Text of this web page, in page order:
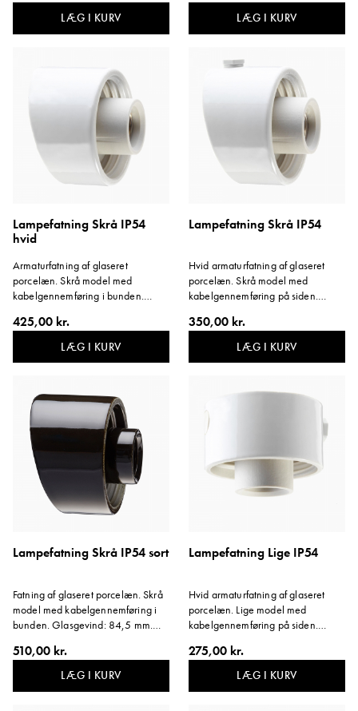
fastgørelse c/c 70 mm. Tilsvarende
LÆG I KURV
til farve NCS S1502-G50Y.
LÆG I KURV
Lampefatning Skrå IP54
hvid
Armaturfatning af glaseret
porcelæn. Skrå model med
kabelgennemføring i bunden.
fatning: 68 mm. E27, 75W. Vinkel:
14 grader. Svarer til farve NCS
425,00 kr.
LÆG I KURV
Lampefatning Skrå IP54
Hvid armaturfatning af glaseret
porcelæn. Skrå model med
kabelgennemføring på siden.
fatning: 68 mm. E27, 75W. Svarer
til farve NCS S1502-G50Y. Vinkel:
350,00 kr.
LÆG I KURV
Lampefatning Skrå IP54 sort
Fatning af glaseret porcelæn. Skrå
model med kabelgennemføring i
bunden. Glasgevind: 84,5 mm.
75W. Vinkel: 14 grader. Svarer til
farve NCS S9000-N. Materiale:
510,00 kr.
LÆG I KURV
Lampefatning Lige IP54
Hvid armaturfatning af glaseret
porcelæn. Lige model med
kabelgennemføring på siden.
fatning: 55 mm. E27, 75W. Svarer
til farve NCS S1502-G50Y.
275,00 kr.
LÆG I KURV